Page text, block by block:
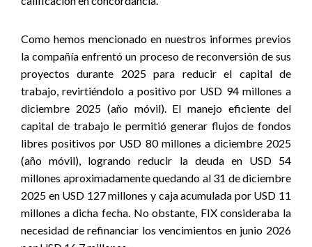
Como hemos mencionado en nuestros informes previos
la compañía enfrentó un proceso de reconversión de sus
proyectos durante 2025 para reducir el capital de
trabajo, revirtiéndolo a positivo por USD 94 millones a
diciembre 2025 (año móvil). El manejo eficiente del
capital de trabajo le permitió generar flujos de fondos
libres positivos por USD 80 millones a diciembre 2025
(año móvil), logrando reducir la deuda en USD 54
millones aproximadamente quedando al 31 de diciembre
2025 en USD 127 millones y caja acumulada por USD 11
millones a dicha fecha. No obstante, FIX consideraba la
necesidad de refinanciar los vencimientos en junio 2026